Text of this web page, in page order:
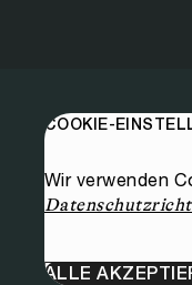
COOKIE-
Wir verwenden
ALLE